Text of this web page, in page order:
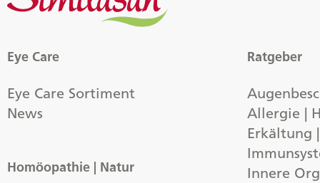
Eye Care
Eye Care Sortiment
News
Homöopathie | Natur
Ratgeber
Allergie |
Erkältung
Innere